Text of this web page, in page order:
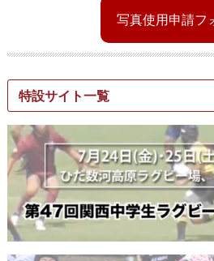
写真使用申請フ
特設サイト一覧